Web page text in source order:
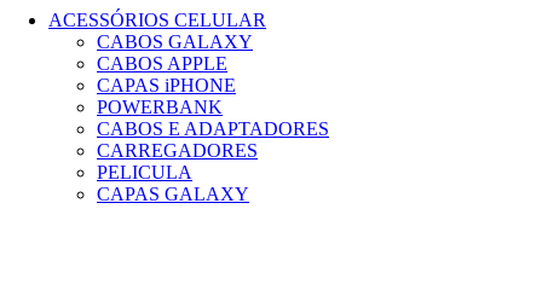
ACESSÓRIOS CELULAR
CABOS GALAXY
CABOS APPLE
CAPAS iPHONE
POWERBANK
CABOS E ADAPTADORES
CARREGADORES
PELICULA
CAPAS GALAXY